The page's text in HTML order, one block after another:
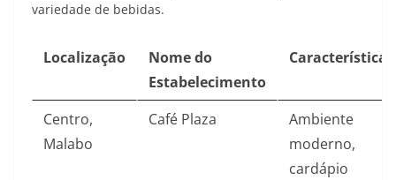
variedade de bebidas.
Localização
Nome do
Estabelecimento
Características
Centro,
Malabo
Café Plaza
Ambiente
moderno,
cardápio